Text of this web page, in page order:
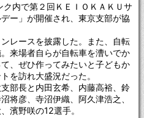
内で第２回ＫＥＩＯＫＡＫＵサ
ー」が開催され、東京支部が協
レースを披露した。また、自転
来場者自らが自転車を漕いでか
、ぜひ作ってみたいと子どもか
を訪れ大盛況だった。
部長と内田玄希、内藤高裕、鈴
将彦、寺沼伊織、阿久津浩之、
濱野咲の12選手。